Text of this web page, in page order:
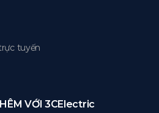
tuyến
VỚI 3CElectric